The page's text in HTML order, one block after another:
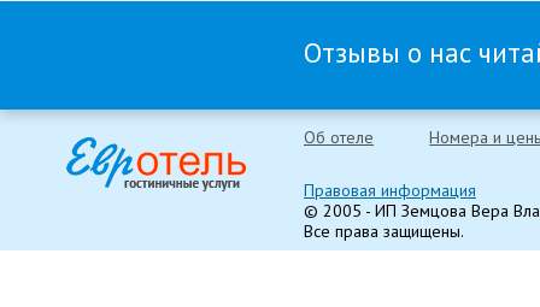
Отзывы о нас
Об отеле Номера и
Правовая информация
© 2005 - ИП Земцова Вера
Все права защищены.